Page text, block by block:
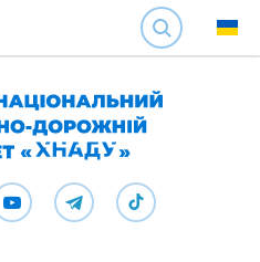
SEARCH